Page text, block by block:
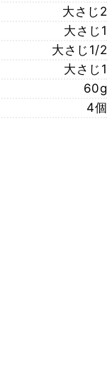
大さじ2
大さじ1
大さじ1/2
大さじ1
60g
4個